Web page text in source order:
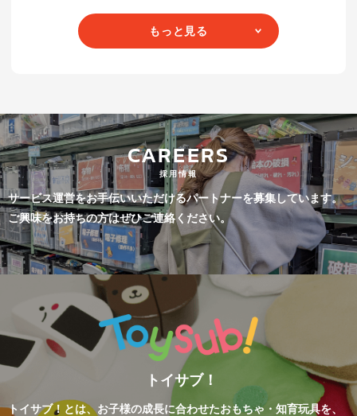
もっと見る
CAREERS
採用情報
サービス運営をお手伝いいただけるパートナーを募集しています。
ご興味をお持ちの方はぜひご連絡ください。
トイサブ！
トイサブ！とは、お子様の成長に合わせたおもちゃ・知育玩具を、